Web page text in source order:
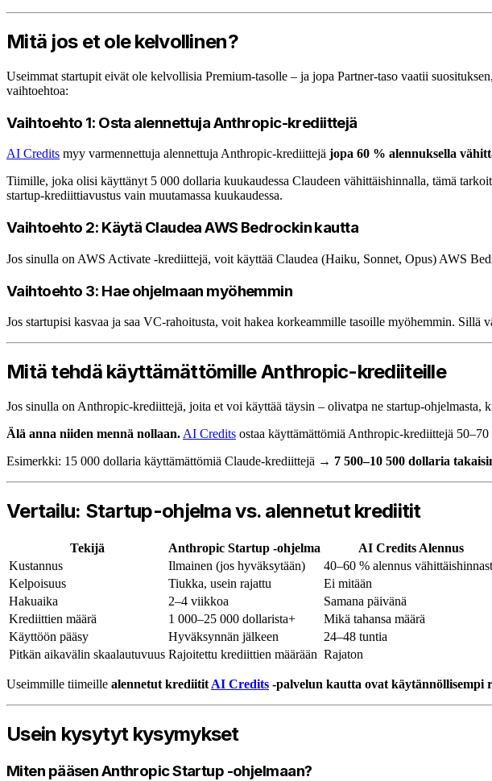
Mitä jos et ole kelvollinen?
Useimmat startupit eivät ole kelvollisia Premium-tasolle – ja jopa Partner-taso vaatii
vaihtoehtoa:
Vaihtoehto 1: Osta alennettuja Anthropic-krediittejä
AI Credits myy varmennettuja alennettuja Anthropic-krediittejä jopa 60 % alennuksella
Tiimille, joka olisi käyttänyt 5 000 dollaria kuukaudessa Claudeen vähittäishinnalla, tämä
startup-krediittiavustus vain muutamassa kuukaudessa.
Vaihtoehto 2: Käytä Claudea AWS Bedrockin kautta
Jos sinulla on AWS Activate -krediittejä, voit käyttää Claudea (Haiku, Sonnet, Opus) AWS
Vaihtoehto 3: Hae ohjelmaan myöhemmin
Jos startupisi kasvaa ja saa VC-rahoitusta, voit hakea korkeammille tasoille myöhemmin. Sillä
Mitä tehdä käyttämättömille Anthropic-krediiteille
Jos sinulla on Anthropic-krediittejä, joita et voi käyttää täysin – olivatpa ne startup-
Älä anna niiden mennä nollaan. AI Credits ostaa käyttämättömiä Anthropic-krediittejä
Esimerkki: 15 000 dollaria käyttämättömiä Claude-krediittejä → 7 500–10 500 dollaria
Vertailu: Startup-ohjelma vs. alennetut krediitit
Tekijä Anthropic Startup -ohjelma
AI Credits Alennus
Kustannus
Ilmainen (jos hyväksytään)
40–60 % alennus
Kelpoisuus
Tiukka, usein rajattu
Ei mitään
Hakuaika
2–4 viikkoa
Samana päivänä
Krediittien määrä
1 000–25 000 dollarista+
Mikä tahansa määrä
Käyttöön pääsy
Hyväksynnän jälkeen
24–48 tuntia
Pitkän aikavälin skaalautuvuus Rajoitettu krediittien määrään Rajaton
Useimmille tiimeille alennetut krediitit AI Credits -palvelun kautta ovat käytännöllisempi
Usein kysytyt kysymykset
Miten pääsen Anthropic Startup -ohjelmaan?